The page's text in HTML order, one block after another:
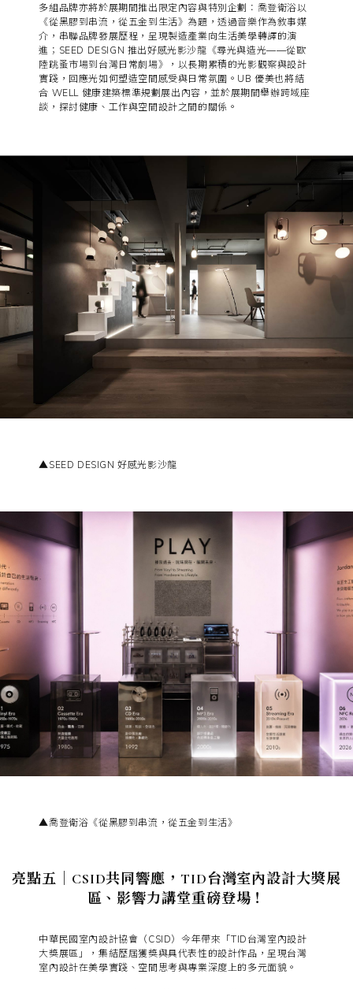
多組品牌亦將於展期間推出限定內容與特別企劃：喬登衛浴以
《從黑膠到串流，從五金到生活》為題，透過音樂作為敘事媒
介，串聯品牌發展歷程，呈現製造產業向生活美學轉譯的演
進；SEED DESIGN 推出好感光影沙龍《尋光與造光——從歐
陸跳蚤市場到台灣日常劇場》，以長期累積的光影觀察與設計
實踐，回應光如何塑造空間感受與日常氛圍。UB 優美也將結
合 WELL 健康建築標準規劃展出內容，並於展期間舉辦跨域座
談，探討健康、工作與空間設計之間的關係。
▲SEED DESIGN 好感光影沙龍
▲喬登衛浴《從黑膠到串流，從五金到生活》
亮點五｜CSID共同響應，TID台灣室內設計大獎展
區、影響力講堂重磅登場！
中華民國室內設計協會（CSID）今年帶來「TID台灣室內設計
大獎展區」，集結歷屆獲獎與具代表性的設計作品，呈現台灣
室內設計在美學實踐、空間思考與專業深度上的多元面貌。